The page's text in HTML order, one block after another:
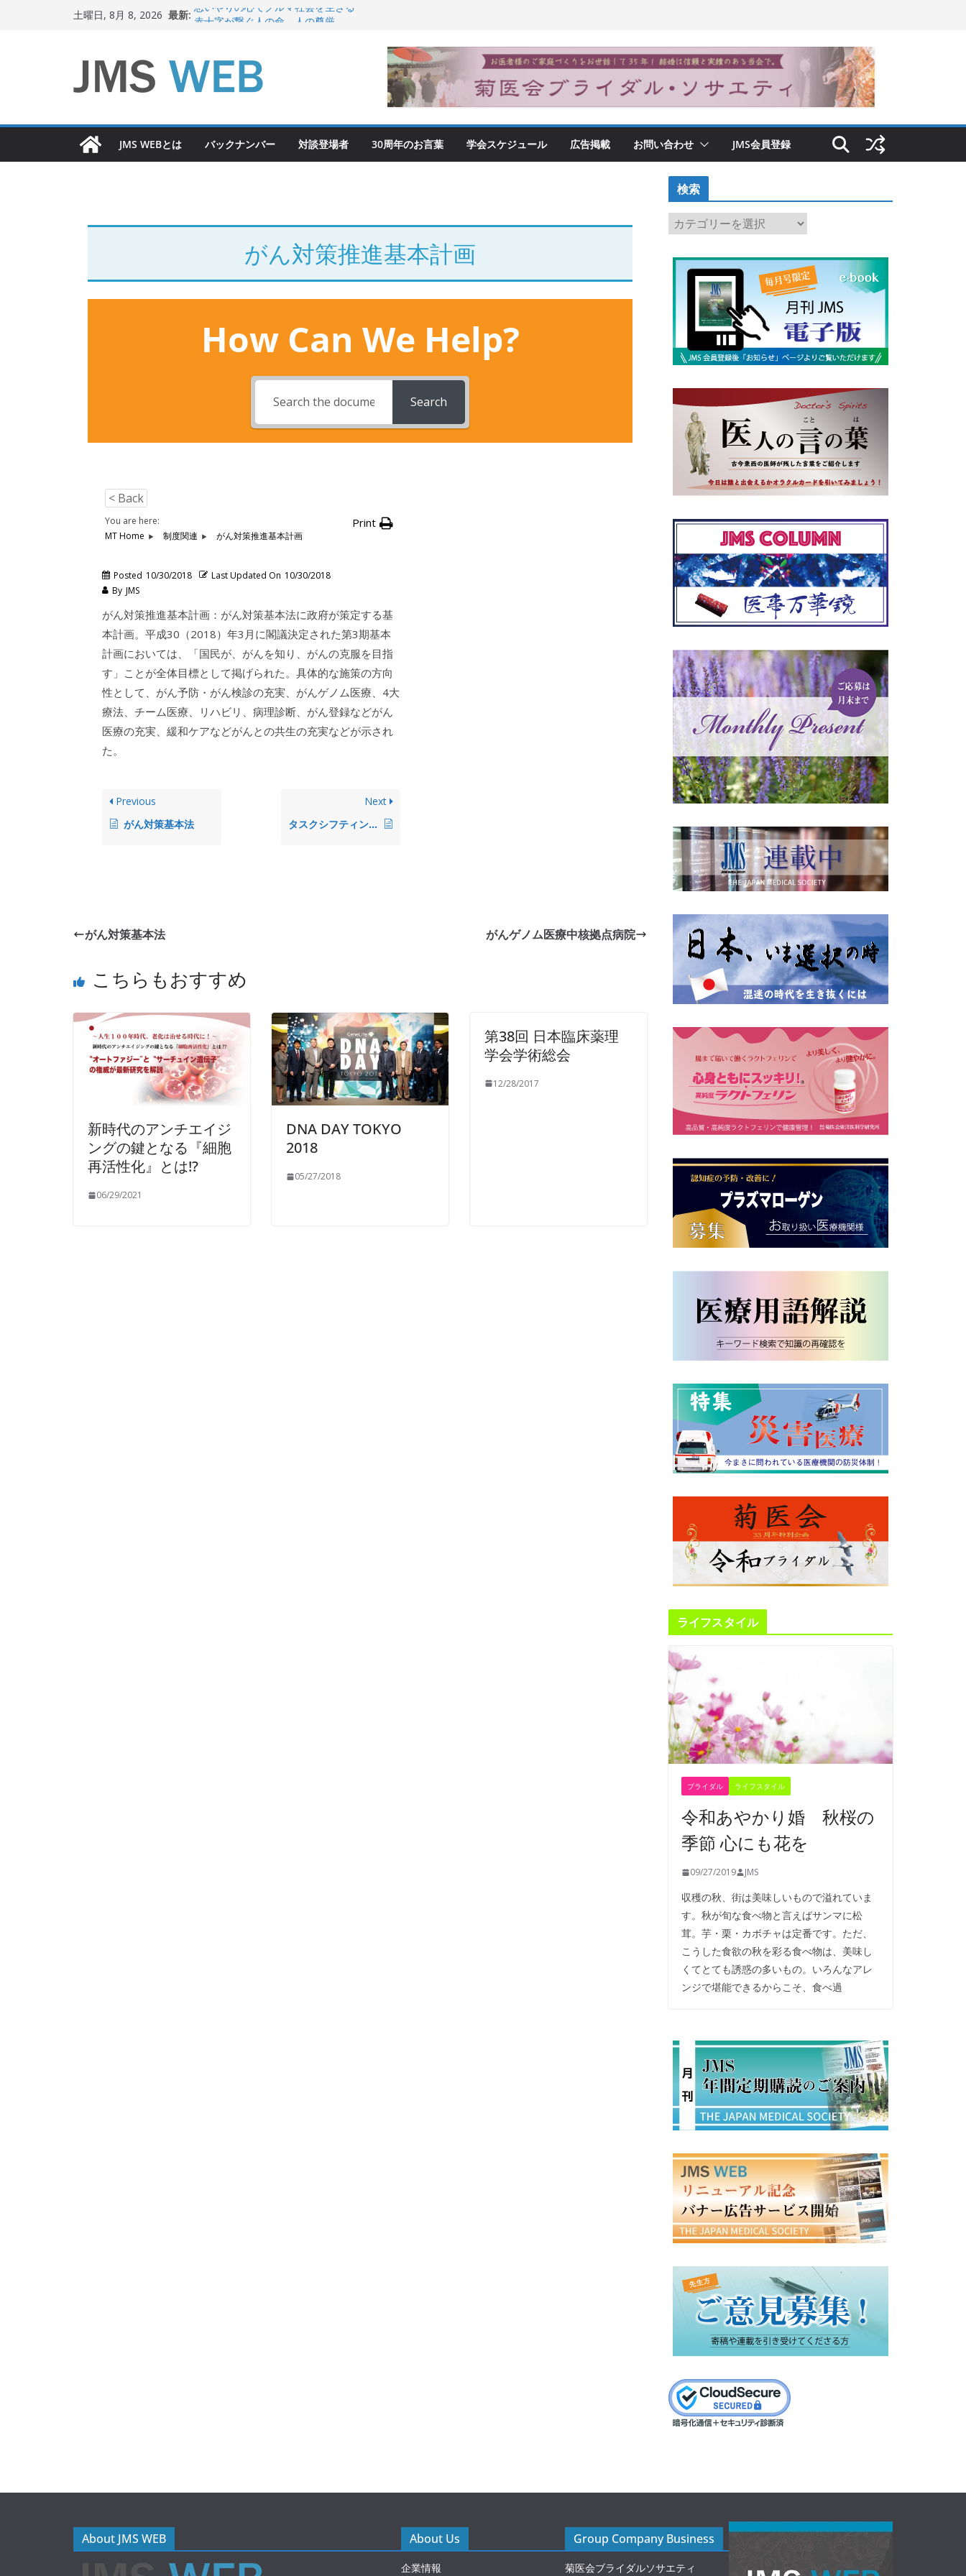
ス
土曜日, 8月 8, 2026 最新: 思いやりの心でクルマ社会を生きる
関東大震災から100 年
新生ニッポン！
JMS WEBとは バックナンバー 対談登場者 30周年のお言葉 学会スケジュール 広告掲載 お問い合わせ JMS会員登録
がん対策推進基本計画
How Can We Help?
Search
< Back
You are here:
MT Home
制度関連 がん対策推進基本計画
Print
Posted 10/30/2018 Last Updated On 10/30/2018
By JMS
がん対策推進基本計画：がん対策基本法に政府が策定する基
本計画。平成30（2018）年3月に閣議決定された第3期基本
計画においては、「国民が、がんを知り、がんの克服を目指
す」ことが全体目標として掲げられた。具体的な施策の方向
性として、がん予防・がん検診の充実、がんゲノム医療、4大
療法、チーム医療、リハビリ、病理診断、がん登録などがん
医療の充実、緩和ケアなどがんとの共生の充実などが示され
た。
Previous
がん対策基本法
Next
タスクシフティング
がん対策基本法 がんゲノム医療中核拠点病院
こちらもおすすめ
新時代のアンチエイジ
ングの鍵となる『細胞
再活性化』とは!?
06/29/2021
DNA DAY TOKYO
2018
05/27/2018
第38回 日本臨床薬理
学会学術総会
12/28/2017
検索
検
索
ライフスタイル
ブライダル ライフスタイル
令和あやかり婚 秋桜の
季節 心にも花を
09/27/2019 JMS
収穫の秋、街は美味しいもので溢れていま
す。秋が旬な食べ物と言えばサンマに松
茸。芋・栗・カボチャは定番です。ただ、
こうした食欲の秋を彩る食べ物は、美味し
くてとても誘惑の多いもの。いろんなアレ
ンジで堪能できるからこそ、食べ過
About JMS WEB About Us
企業情報
Group Company Business
菊医会ブライダルソサエティ